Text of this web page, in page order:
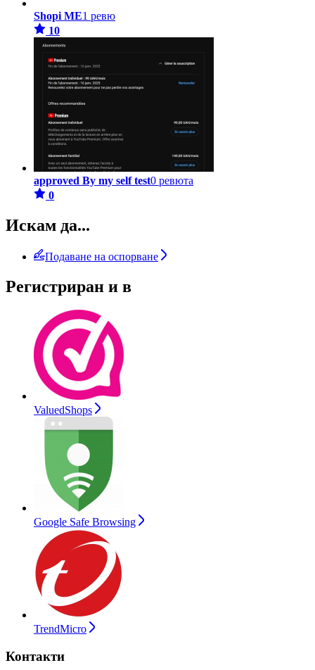
Shopi ME1 ревю
10
approved By my self test0 ревюта
0
Искам да...
Подаване на оспорване
Регистриран и в
ValuedShops
Google Safe Browsing
TrendMicro
Контакти